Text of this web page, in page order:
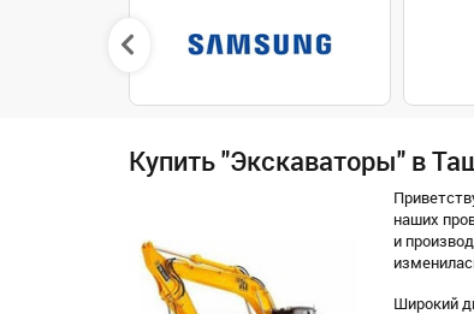
Купить "Экскаваторы" в
наших
и
Широкий